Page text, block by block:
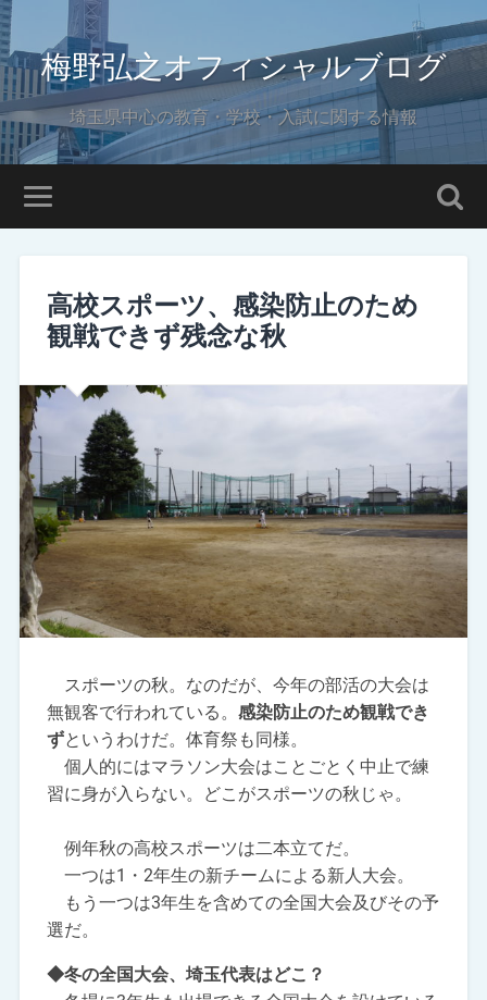
梅野弘之オフィシャルブログ
埼玉県中心の教育・学校・入試に関する情報
高校スポーツ、感染防止のため
観戦できず残念な秋
スポーツの秋。なのだが、今年の部活の大会は
無観客で行われている。 感染防止のため観戦でき
ずというわけだ。体育祭も同様。
個人的にはマラソン大会はことごとく中止で練
習に身が入らない。どこがスポーツの秋じゃ。
例年秋の高校スポーツは二本立てだ。
一つは1・2年生の新チームによる新人大会。
もう一つは3年生を含めての全国大会及びその予
選だ。
◆冬の全国大会、埼玉代表はどこ？